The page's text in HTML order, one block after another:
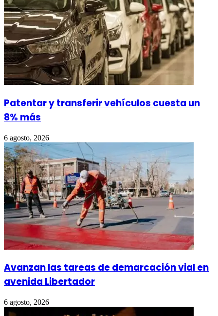
Patentar y transferir vehículos cuesta un
8% más
6 agosto, 2026
Avanzan las tareas de demarcación vial en
avenida Libertador
6 agosto, 2026